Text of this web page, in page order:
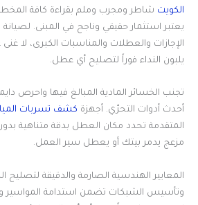
الكويت شاطر ومجرب وملم بقراءة كافة
يعتبر استثمار حقيقي وناجح في المبنى.
الإجازات والعطلات والمناسبات الكبرى، لا
يلبون النداء فوراً لتصليح أي عطل.
تجنب الخسائر المادية المبالغ فيها واحرص
أحدث أدوات التحرّي. أجهزة كشف تسربات
المتقدمة تحدد مكان العطل بدقة متناهية
مزعج يدمر بيتك أو يعطل سير العمل.
المعايير الهندسية الصارمة والدقيقة
وتأسيس الشبكات تضمن استدامة المواسير